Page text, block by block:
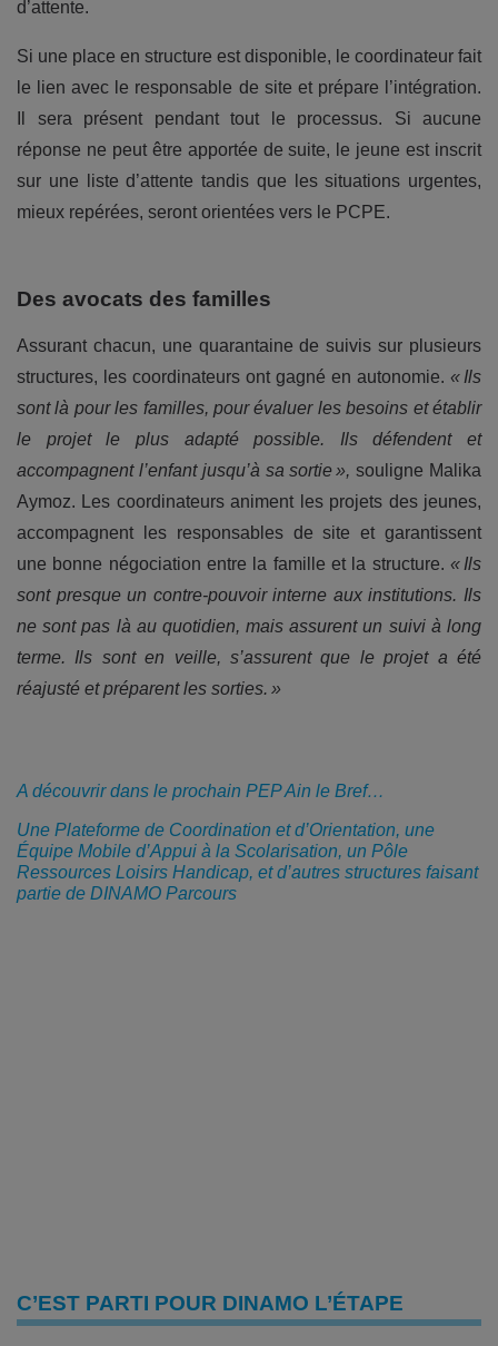
d’attente.
Si une place en structure est disponible, le coordinateur fait
le lien avec le responsable de site et prépare l’intégration.
Il sera présent pendant tout le processus. Si aucune
réponse ne peut être apportée de suite, le jeune est inscrit
sur une liste d’attente tandis que les situations urgentes,
mieux repérées, seront orientées vers le PCPE.
Des avocats des familles
Assurant chacun, une quarantaine de suivis sur plusieurs
structures, les coordinateurs ont gagné en autonomie. « Ils
sont là pour les familles, pour évaluer les besoins et établir
le projet le plus adapté possible. Ils défendent et
accompagnent l’enfant jusqu’à sa sortie », souligne Malika
Aymoz. Les coordinateurs animent les projets des jeunes,
accompagnent les responsables de site et garantissent
une bonne négociation entre la famille et la structure. « Ils
sont presque un contre-pouvoir interne aux institutions. Ils
ne sont pas là au quotidien, mais assurent un suivi à long
terme. Ils sont en veille, s’assurent que le projet a été
réajusté et préparent les sorties. »
A découvrir dans le prochain PEP Ain le Bref…
Une Plateforme de Coordination et d’Orientation, une
Équipe Mobile d’Appui à la Scolarisation, un Pôle
Ressources Loisirs Handicap, et d’autres structures faisant
partie de DINAMO Parcours
C’EST PARTI POUR DINAMO L’ÉTAPE